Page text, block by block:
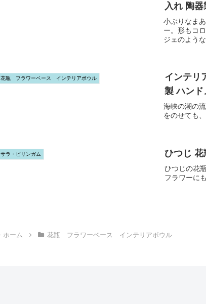
入れ 陶
小ぶりなま
ー。形もコ
ジェのよう
花瓶 フラワーベース インテリアボウル
インテリ
製 ハン
海峡の潮の
をのせても
サラ・ビリンガム ひつじ 花
ひつじの花
フラワーに
ホーム 花瓶 フラワーベース インテリアボウル